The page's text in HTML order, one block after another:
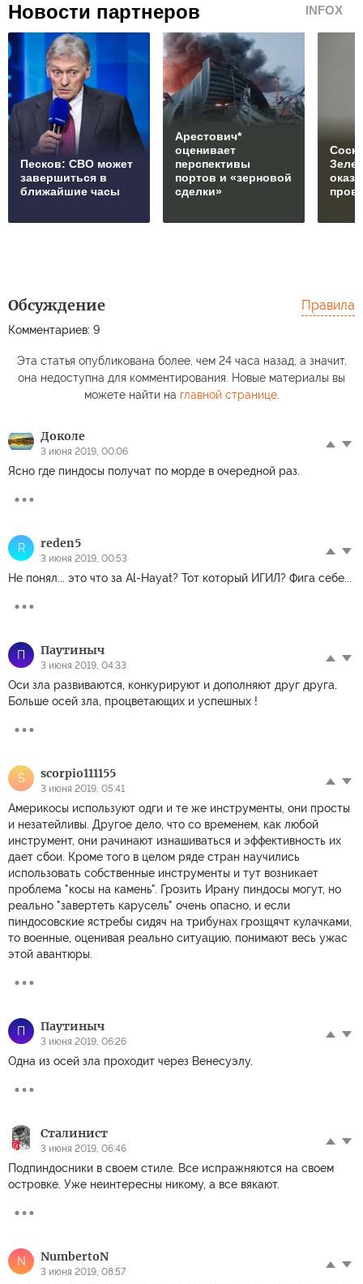
Новости партнеров INFOX
Песков: СВО может
завершиться в
ближайшие часы
Арестович*
оценивает
перспективы
портов и «зерновой
сделки»
Обсуждение
Комментариев: 9
Правила
Эта статья опубликована более, чем 24 часа назад, а значит,
она недоступна для комментирования. Новые материалы вы
можете найти на главной странице.
Доколе
3 июня 2019, 00:06
Ясно где пиндосы получат по морде в очередной раз.
R reden5
3 июня 2019, 00:53
Не понял... это что за Al-Hayat? Тот который ИГИЛ? Фига себе...
П Паутиныч
3 июня 2019, 04:33
Оси зла развиваются, конкурируют и дополняют друг друга.
Больше осей зла, процветающих и успешных !
S scorpio111155
3 июня 2019, 05:41
Америкосы используют одги и те же инструменты, они просты
и незатейливы. Другое дело, что со временем, как любой
инструмент, они рачинают изнашиваться и эффективность их
дает сбои. Кроме того в целом ряде стран научились
использовать собственные инструменты и тут возникает
проблема "косы на камень". Грозить Ирану пиндосы могут, но
реально "завертеть карусель" очень опасно, и если
пиндосовские ястребы сидяч на трибунах грозщячт кулачками,
то военные, оценивая реально ситуацию, понимают весь ужас
этой авантюры.
П Паутиныч
3 июня 2019, 06:26
Одна из осей зла проходит через Венесуэлу.
Сталинист
3 июня 2019, 06:46
Подпиндосники в своем стиле. Все испражняются на своем
островке. Уже неинтересны никому, а все вякают.
N NumbertoN
3 июня 2019, 08:57